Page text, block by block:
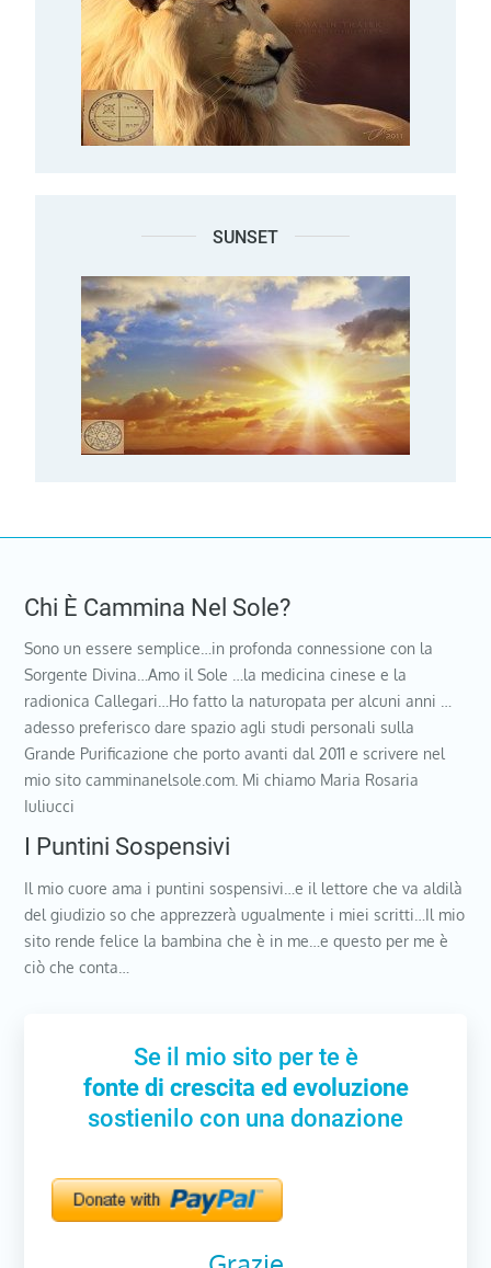
SUNSET
Chi È Cammina Nel Sole?
Sono un essere semplice…in profonda connessione con la
Sorgente Divina…Amo il Sole …la medicina cinese e la
radionica Callegari…Ho fatto la naturopata per alcuni anni …
adesso preferisco dare spazio agli studi personali sulla
Grande Purificazione che porto avanti dal 2011 e scrivere nel
mio sito camminanelsole.com. Mi chiamo Maria Rosaria
Iuliucci
I Puntini Sospensivi
Il mio cuore ama i puntini sospensivi…e il lettore che va aldilà
del giudizio so che apprezzerà ugualmente i miei scritti…Il mio
sito rende felice la bambina che è in me…e questo per me è
ciò che conta…
Se il mio sito per te è
fonte di crescita ed evoluzione
sostienilo con una donazione